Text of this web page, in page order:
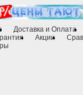
Доставка и Оплата
Акции